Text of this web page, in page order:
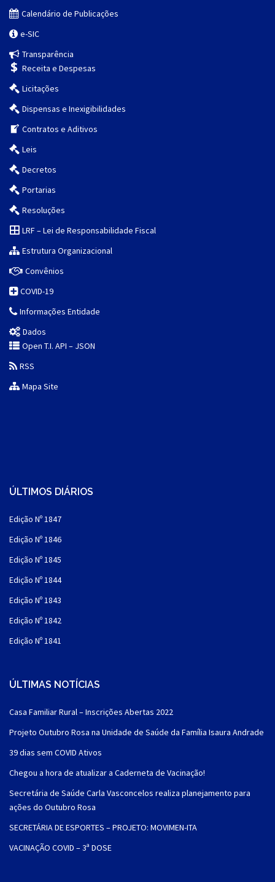
Calendário de Publicações
e-SIC
Transparência
Receita e Despesas
Licitações
Dispensas e Inexigibilidades
Contratos e Aditivos
Leis
Decretos
Portarias
Resoluções
LRF – Lei de Responsabilidade Fiscal
Estrutura Organizacional
Convênios
COVID-19
Informações Entidade
Dados
Open T.I. API – JSON
RSS
Mapa Site
ÚLTIMOS DIÁRIOS
Edição Nº 1847
Edição Nº 1846
Edição Nº 1845
Edição Nº 1844
Edição Nº 1843
Edição Nº 1842
Edição Nº 1841
ÚLTIMAS NOTÍCIAS
Casa Familiar Rural – Inscrições Abertas 2022
Projeto Outubro Rosa na Unidade de Saúde da Família Isaura Andrade
39 dias sem COVID Ativos
Chegou a hora de atualizar a Caderneta de Vacinação!
Secretária de Saúde Carla Vasconcelos realiza planejamento para
ações do Outubro Rosa
SECRETÁRIA DE ESPORTES – PROJETO: MOVIMEN-ITA
VACINAÇÃO COVID – 3ª DOSE